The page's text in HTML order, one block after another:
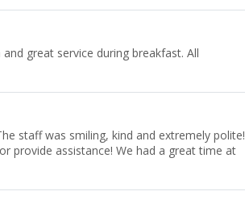
great service during breakfast. All
staff was smiling, kind and extremely polite!
provide assistance! We had a great time at